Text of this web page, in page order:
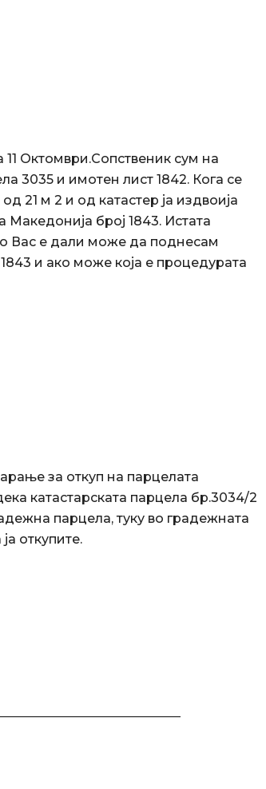
Октомври.Сопственик сум на
3035 и имотен лист 1842. Кога се
21 м 2 и од катастер ја издвоија
број 1843. Истата
Вас е дали може да поднесам
и ако може која е процедурата
за откуп на парцелата
катастарската парцела бр.3034/2
парцела, туку во градежната
откупите.